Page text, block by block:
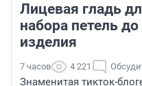
Лицевая гладь
набора петель
изделия
7 часов 4 221
Знаменитая тикток-